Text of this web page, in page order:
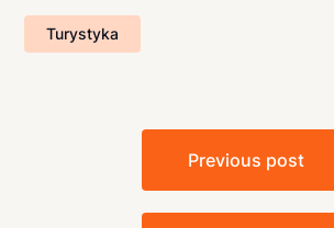
Turystyka
Nawigacja
Previous post